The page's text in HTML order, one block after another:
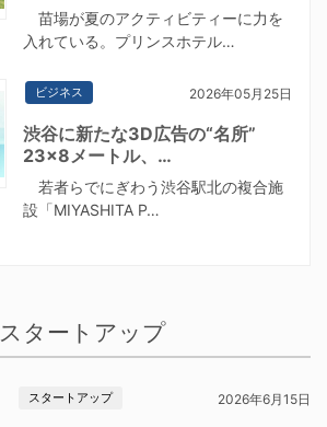
苗場が夏のアクティビティーに力を
入れている。プリンスホテル…
ビジネス 2026年05月25日
渋谷に新たな3D広告の“名所”
23×8メートル、…
若者らでにぎわう渋谷駅北の複合施
設「MIYASHITA P…
スタートアップ
スタートアップ 2026年6月15日